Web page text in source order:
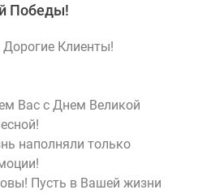
Победы!
Вас с Днем Великой
наполняли только
Пусть в Вашей жизни